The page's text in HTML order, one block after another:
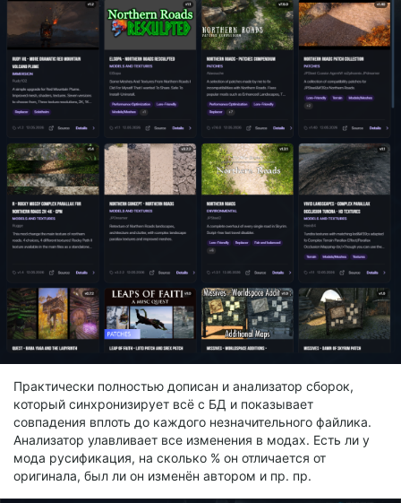
Практически полностью дописан и анализатор сборок,
который синхронизирует всё с БД и показывает
совпадения вплоть до каждого незначительного файлика.
Анализатор улавливает все изменения в модах. Есть ли у
мода русификация, на сколько % он отличается от
оригинала, был ли он изменён автором и пр. пр.